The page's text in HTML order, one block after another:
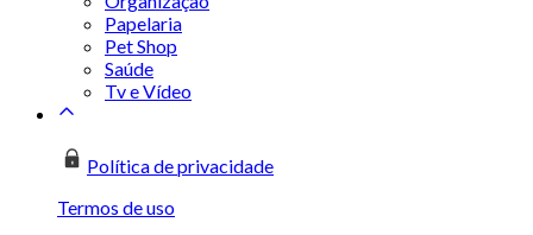
Papelaria
Pet Shop
Saúde
Tv e Vídeo
Política de privacidade
Termos de uso